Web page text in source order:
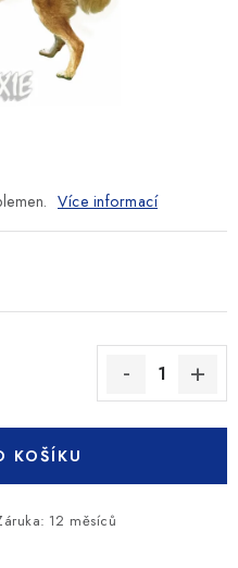
Více informací
KOŠÍKU
: 12 měsíců